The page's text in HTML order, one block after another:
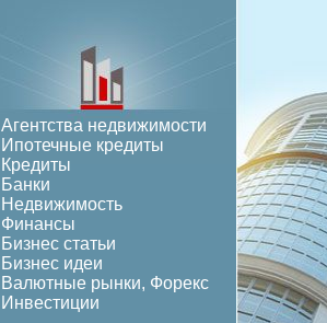
Агентства недвижимости
Ипотечные кредиты
Кредиты
Банки
Недвижимость
Финансы
Бизнес статьи
Бизнес идеи
Валютные рынки, Форекс
Инвестиции